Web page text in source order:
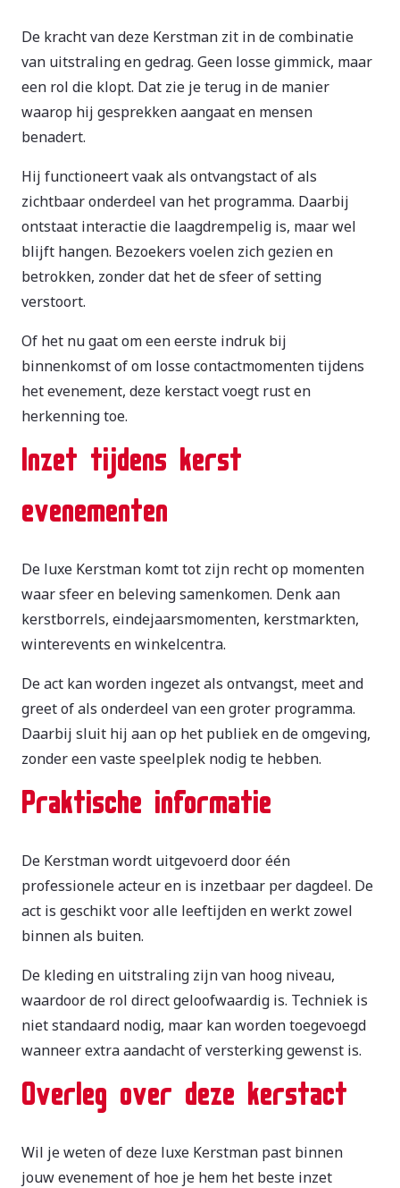
De kracht van deze Kerstman zit in de combinatie
van uitstraling en gedrag. Geen losse gimmick, maar
een rol die klopt. Dat zie je terug in de manier
waarop hij gesprekken aangaat en mensen
benadert.
Hij functioneert vaak als ontvangstact of als
zichtbaar onderdeel van het programma. Daarbij
ontstaat interactie die laagdrempelig is, maar wel
blijft hangen. Bezoekers voelen zich gezien en
betrokken, zonder dat het de sfeer of setting
verstoort.
Of het nu gaat om een eerste indruk bij
binnenkomst of om losse contactmomenten tijdens
het evenement, deze kerstact voegt rust en
herkenning toe.
Inzet tijdens kerst
evenementen
De luxe Kerstman komt tot zijn recht op momenten
waar sfeer en beleving samenkomen. Denk aan
kerstborrels, eindejaarsmomenten, kerstmarkten,
winterevents en winkelcentra.
De act kan worden ingezet als ontvangst, meet and
greet of als onderdeel van een groter programma.
Daarbij sluit hij aan op het publiek en de omgeving,
zonder een vaste speelplek nodig te hebben.
Praktische informatie
De Kerstman wordt uitgevoerd door één
professionele acteur en is inzetbaar per dagdeel. De
act is geschikt voor alle leeftijden en werkt zowel
binnen als buiten.
De kleding en uitstraling zijn van hoog niveau,
waardoor de rol direct geloofwaardig is. Techniek is
niet standaard nodig, maar kan worden toegevoegd
wanneer extra aandacht of versterking gewenst is.
Overleg over deze kerstact
Wil je weten of deze luxe Kerstman past binnen
jouw evenement of hoe je hem het beste inzet